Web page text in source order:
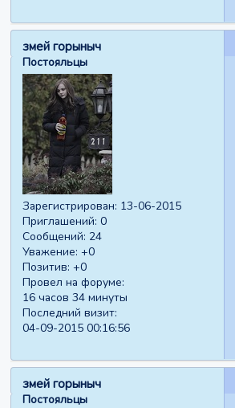
змей горыныч
Постояльцы
Зарегистрирован: 13-06-2015
Приглашений: 0
Сообщений: 24
Уважение: +0
Позитив: +0
Провел на форуме:
16 часов 34 минуты
Последний визит:
04-09-2015 00:16:56
змей горыныч
Постояльцы